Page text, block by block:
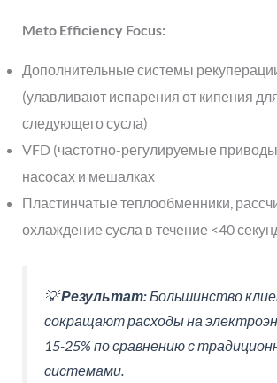
Meto Efficiency Focus:
Дополнительные системы
(улавливают испарения от кипения
следующего сусла)
VFD (частотно-регулируемые
насосах и мешалках
Пластинчатые теплообменники,
охлаждение сусла в течение <40
💡Результат:Большинство
сокращают расходы на
15-25% по сравнению с
системами.